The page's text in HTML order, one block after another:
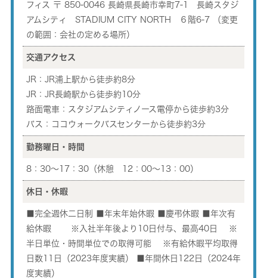
フィス 〒 850-0046 長崎県長崎市幸町7-1 長崎スタジ
アムシティ STADIUM CITY NORTH ６階6-7 （変更
の範囲：会社の定める場所）
交通アクセス
JR：JR浦上駅から徒歩約8分
JR：JR長崎駅から徒歩約10分
路面電車：スタジアムシティノース電停から徒歩約3分
バス：ココウォークバスセンターから徒歩約3分
勤務曜日・時間
8：30～17：30（休憩 12：00～13：00）
休日・休暇
■完全週休二日制 ■年末年始休暇 ■慶弔休暇 ■年次有
給休暇 ※入社半年後より10日付与、最高40日 ※
半日単位・時間単位での取得可能 ※有給休暇平均取得
日数11日（2023年度実績） ■年間休日122日（2024年
度実績）